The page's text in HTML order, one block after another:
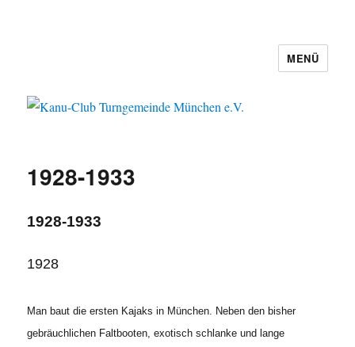
Kanu-Club Turngemeinde München
e.V.
MENÜ
1928-1933
1928-1933
1928
Man baut die ersten Kajaks in München. Neben den bisher
gebräuchlichen Faltbooten, exotisch schlanke und lange